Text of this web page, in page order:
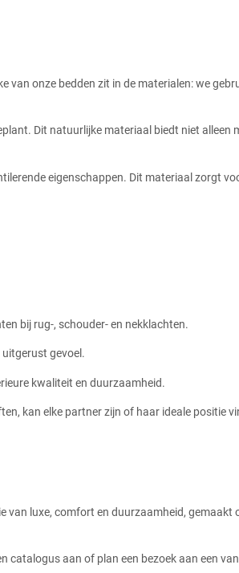
van onze bedden zit in de materialen: we
Dit natuurlijke materiaal biedt niet alleen
eigenschappen. Dit materiaal zorgt
bij rug-, schouder- en nekklachten.
gevoel.
kwaliteit en duurzaamheid.
kan elke partner zijn of haar ideale positie
van luxe, comfort en duurzaamheid, gemaakt
aan of plan een bezoek aan een